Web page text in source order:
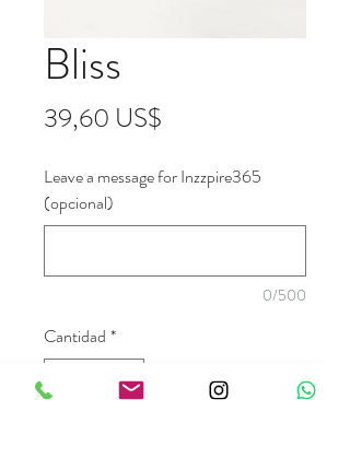
Bliss
39,60 US$
Leave a message for Inzzpire365
(opcional)
0/500
Cantidad *